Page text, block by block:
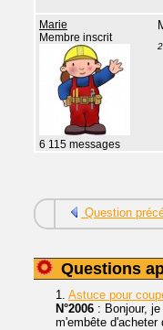
Marie
Membre inscrit
6 115 messages
Question
Questions
1. Astuce pour
N°2006 : Bonjour,
m'embête d'acheter